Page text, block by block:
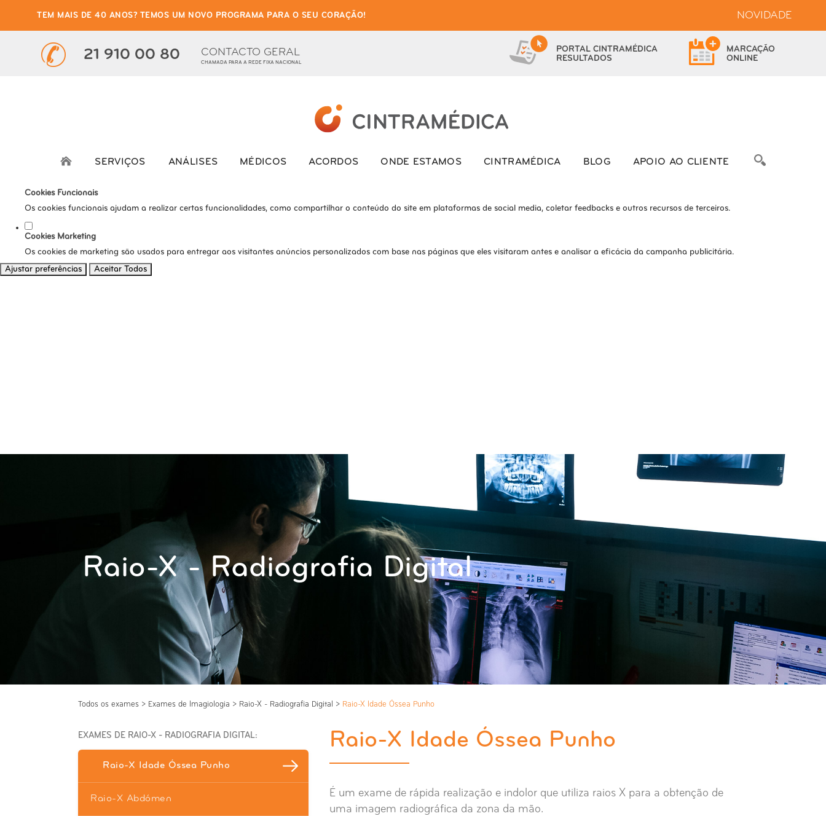
Defina as suas preferências de cookies para este website.
Este website utiliza cookies estritamente necessários, analíticos e funcionais, para lhe oferecer uma boa experiência de navegação e acesso a todas as funcionalidades.
Consulte a nossa
Os cookies necessários são cruciais para as funções básicas do site e o site não funcionará da maneira pretendida sem eles
Os cookies analíticos são usados para entender como os visitantes interagem com o site. Esses cookies ajudam a fornecer informações sobre as métricas do número de visitantes, taxa de rejeição, origem do
tráfego, etc.
Cookies Funcionais
Os cookies funcionais ajudam a realizar certas funcionalidades, como compartilhar o conteúdo do site em plataformas de social media, coletar feedbacks e outros recursos de terceiros.
Cookies Marketing
Os cookies de marketing são usados para entregar aos visitantes anúncios personalizados com base nas páginas que eles visitaram antes e analisar a eficácia da campanha publicitária.
Ajustar preferências
Aceitar Todos
TEM MAIS DE 40 ANOS? TEMOS UM NOVO PROGRAMA PARA O SEU CORAÇÃO! NOVIDADE
21 910 00 80 CONTACTO GERAL
CHAMADA PARA A REDE FIXA NACIONAL
PORTAL CINTRAMÉDICA
RESULTADOS
MARCAÇÃO
ONLINE
SERVIÇOS ANÁLISES MÉDICOS ACORDOS ONDE ESTAMOS CINTRAMÉDICA BLOG APOIO AO CLIENTE
Raio-X - Radiografia Digital
Todos os exames > Exames de Imagiologia > Raio-X - Radiografia Digital > Raio-X Idade Óssea Punho
EXAMES DE RAIO-X - RADIOGRAFIA DIGITAL:
Raio-X Idade Óssea Punho
Raio-X Abdómen
Raio-X Idade Óssea Punho
É um exame de rápida realização e indolor que utiliza raios X para a obtenção de
uma imagem radiográfica da zona da mão.